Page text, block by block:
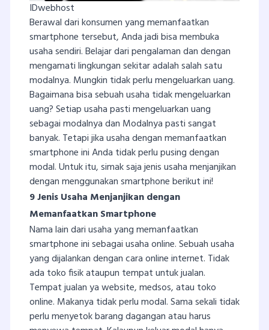
IDwebhost
Berawal dari konsumen yang memanfaatkan
smartphone tersebut, Anda jadi bisa membuka
usaha sendiri. Belajar dari pengalaman dan dengan
mengamati lingkungan sekitar adalah salah satu
modalnya. Mungkin tidak perlu mengeluarkan uang.
Bagaimana bisa sebuah usaha tidak mengeluarkan
uang? Setiap usaha pasti mengeluarkan uang
sebagai modalnya dan Modalnya pasti sangat
banyak. Tetapi jika usaha dengan memanfaatkan
smartphone ini Anda tidak perlu pusing dengan
modal. Untuk itu, simak saja jenis usaha menjanjikan
dengan menggunakan smartphone berikut ini!
9 Jenis Usaha Menjanjikan dengan
Memanfaatkan Smartphone
Nama lain dari usaha yang memanfaatkan
smartphone ini sebagai usaha online. Sebuah usaha
yang dijalankan dengan cara online internet. Tidak
ada toko fisik ataupun tempat untuk jualan.
Tempat jualan ya website, medsos, atau toko
online. Makanya tidak perlu modal. Sama sekali tidak
perlu menyetok barang dagangan atau harus